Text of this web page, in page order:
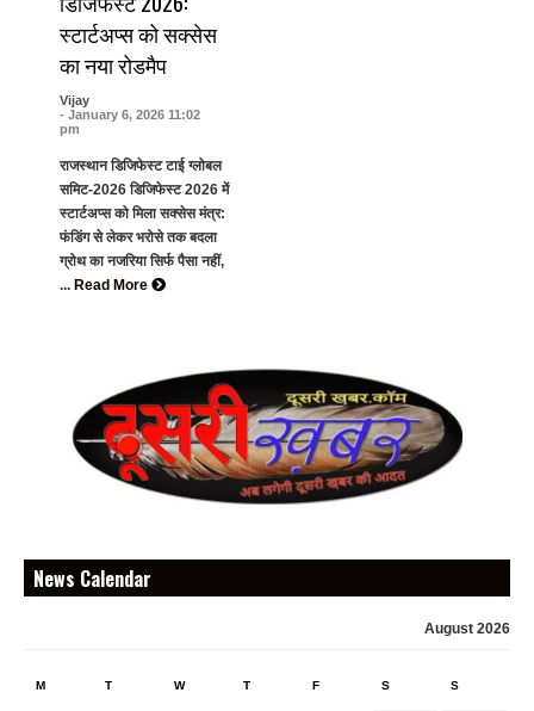
स्टार्टअप्स को सक्सेस
का नया रोडमैप
Vijay
- January 6, 2026 11:02
pm
राजस्थान डिजिफेस्ट टाई ग्लोबल
समिट-2026 डिजिफेस्ट 2026 में
स्टार्टअप्स को मिला सक्सेस मंत्र:
फंडिंग से लेकर भरोसे तक बदला
ग्रोथ का नजरिया सिर्फ पैसा नहीं,
... Read More
News Calendar
August 2026
M T W T F S S